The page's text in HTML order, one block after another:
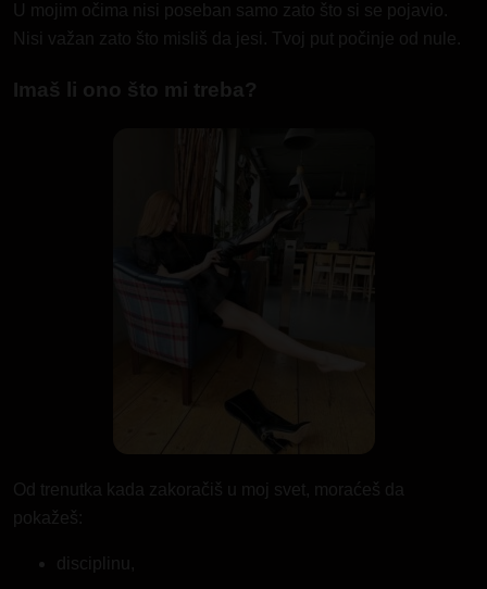
U mojim očima nisi poseban samo zato što si se pojavio.
Nisi važan zato što misliš da jesi. Tvoj put počinje od nule.
Imaš li ono što mi treba?
Od trenutka kada zakoračiš u moj svet, moraćeš da
pokažeš:
disciplinu,